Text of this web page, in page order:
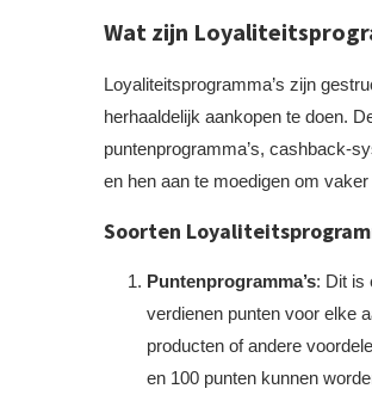
Wat zijn
Loyaliteitsprogramma’s zijn
herhaaldelijk aankopen te doen.
puntenprogramma’s, cashback-
en hen aan te moedigen om
Soorten
Puntenprogramma’s: Dit is
verdienen punten voor elke
producten of andere
en 100 punten kunnen